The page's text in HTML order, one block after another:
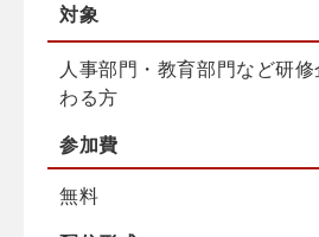
対象
人事部門・教育部門など研
わる方
参加費
無料